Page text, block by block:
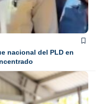
nacional del PLD en